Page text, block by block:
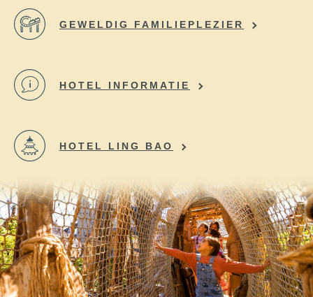
GEWELDIG FAMILIEPLEZIER
HOTEL INFORMATIE
HOTEL LING BAO